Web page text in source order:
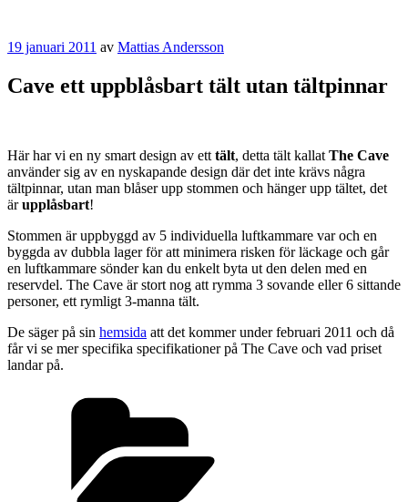
Publicerat
19 januari 2011 av Mattias Andersson
Cave ett uppblåsbart tält utan tältpinnar
Här har vi en ny smart design av ett tält, detta tält kallat The Cave
använder sig av en nyskapande design där det inte krävs några
tältpinnar, utan man blåser upp stommen och hänger upp tältet, det
ärupplåsbart!
Stommen är uppbyggd av 5 individuella luftkammare var och en
byggda av dubbla lager för att minimera risken för läckage och går
en luftkammare sönder kan du enkelt byta ut den delen med en
reservdel. The Cave är stort nog att rymma 3 sovande eller 6 sittande
personer, ett rymligt 3-manna tält.
De säger på sin hemsida att det kommer under februari 2011 och då
får vi se mer specifika specifikationer på The Cave och vad priset
landar på.